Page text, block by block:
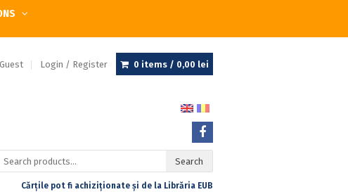
Login / Register 0 items / 0,00 lei
Search
Cărțile pot fi achiziționate și de la Librăria EUB